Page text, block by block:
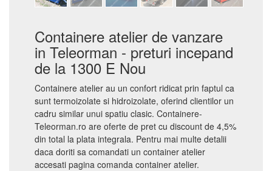
Containere atelier de vanzare
in Teleorman - preturi incepand
de la 1300 E Nou
Containere atelier au un confort ridicat prin faptul ca
sunt termoizolate si hidroizolate, oferind clientilor un
cadru similar unui spatiu clasic. Containere-
Teleorman.ro are oferte de pret cu discount de 4,5%
din total la plata integrala. Pentru mai multe detalii
daca doriti sa comandati un container atelier
accesati pagina comanda container atelier.